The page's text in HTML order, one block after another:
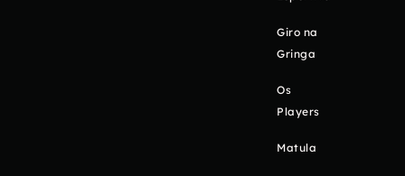
Giro na
Gringa
Os
Players
Matula